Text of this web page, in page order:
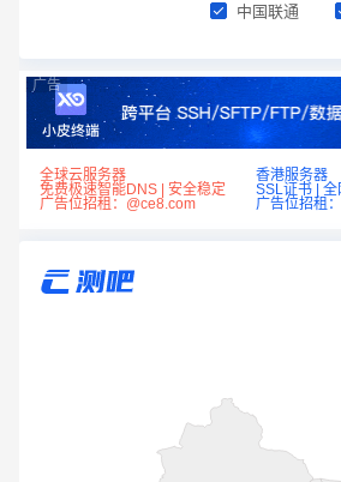
中国联通
广告
全球云服务器
香港服务器
免费极速智能DNS | 安全稳定
SSL证书 |
广告位招租：@ce8.com
广告位招租